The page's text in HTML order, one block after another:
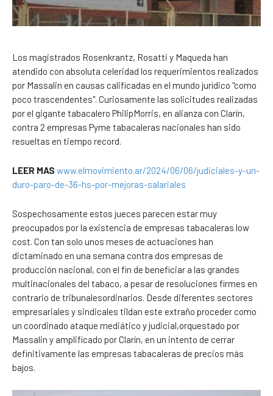
Los magistrados Rosenkrantz, Rosatti y Maqueda han
atendido con absoluta celeridad los requerimientos realizados
por Massalin en causas calificadas en el mundo jurídico "como
poco trascendentes". Curiosamente las solicitudes realizadas
por el gigante tabacalero PhilipMorris, en alianza con Clarín,
contra 2 empresas Pyme tabacaleras nacionales han sido
resueltas en tiempo record.
LEER MAS www.elmovimiento.ar/2024/06/06/judiciales-y-un-
duro-paro-de-36-hs-por-mejoras-salariales
Sospechosamente estos jueces parecen estar muy
preocupados por la existencia de empresas tabacaleras low
cost. Con tan solo unos meses de actuaciones han
dictaminado en una semana contra dos empresas de
producción nacional, con el fin de beneficiar a las grandes
multinacionales del tabaco, a pesar de resoluciones firmes en
contrario de tribunalesordinarios. Desde diferentes sectores
empresariales y sindicales tildan este extraño proceder como
un coordinado ataque mediático y judicial,orquestado por
Massalin y amplificado por Clarín, en un intento de cerrar
definitivamente las empresas tabacaleras de precios más
bajos.